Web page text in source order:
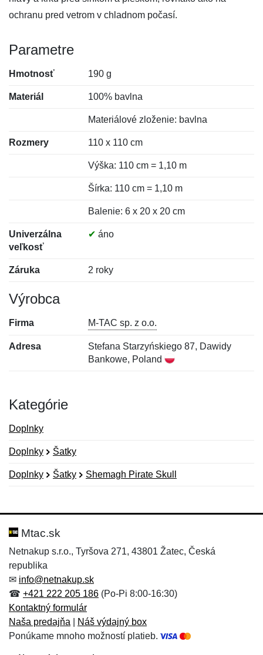
ochranu pred vetrom v chladnom počasí.
Parametre
Hmotnosť 190 g
Materiál 100% bavlna
Materiálové zloženie: bavlna
Rozmery 110 x 110 cm
Výška: 110 cm = 1,10 m
Šírka: 110 cm = 1,10 m
Balenie: 6 x 20 x 20 cm
Univerzálna
veľkosť
✔ áno
Záruka 2 roky
Výrobca
Firma M-TAC sp. z o.o.
Adresa
Stefana Starzyńskiego 87, Dawidy
Bankowe, Poland
Kategórie
Doplnky
Doplnky Šatky
Doplnky Šatky Shemagh Pirate Skull
Hodnotenie:
Meno:*
E-mail:
Meno:
E-mail:*
Správa*
Mtac.sk
Netnakup s.r.o., Tyršova 271, 43801 Žatec, Česká
republika
✉ info@netnakup.sk
☎ +421 222 205 186 (Po-Pi 8:00-16:30)
Kontaktný formulár
Naša predajňa
Náš výdajný box
Ponúkame mnoho možností platieb.